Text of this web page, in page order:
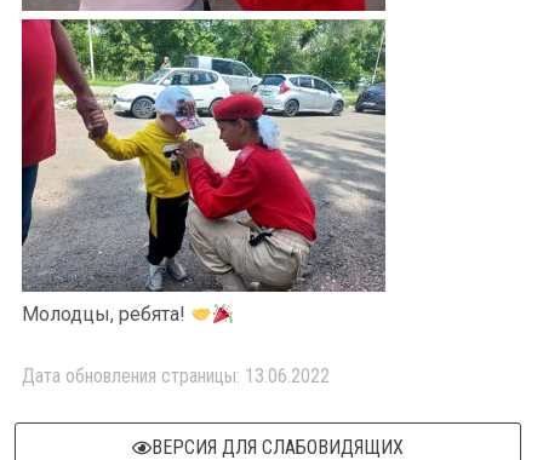
Молодцы, ребята!
Дата обновления страницы: 13.06.2022
ВЕРСИЯ ДЛЯ СЛАБОВИДЯЩИХ